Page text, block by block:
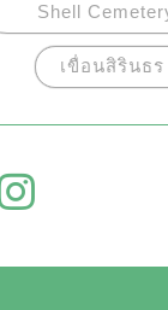
Shell
เขื่อนสิรินธร